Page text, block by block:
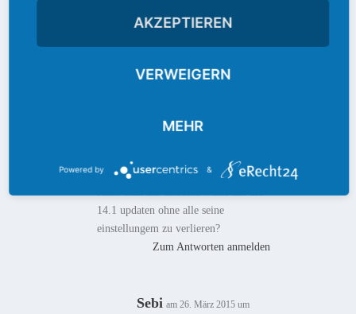
Georg am 25. März 2015 um 21:13
Super sache mit dem direkten stert
Ich hab die 14.0 installiert sehe die
Frage:
Kann man auf einfache weise auf die
14.1 updaten ohne alle seine
einstellungem zu verlieren?
Zum Antworten anmelden
Sebi am 26. März 2015 um
AKZEPTIEREN
VERWEIGERN
MEHR
Powered by &